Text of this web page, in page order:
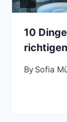
10
By Sofia